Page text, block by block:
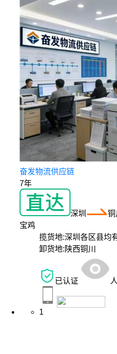
奋发物流供应链
7年
深圳
铜
宝鸡
揽货地:深圳各区县均
卸货地:陕西铜川
已认证
1